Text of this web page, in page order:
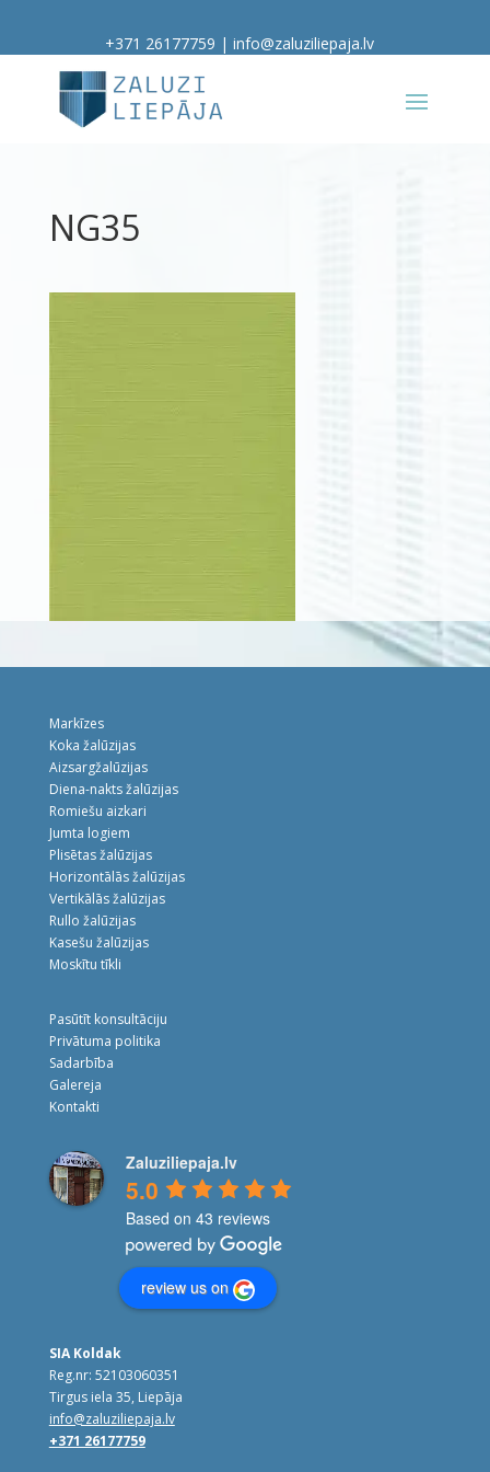
+371 26177759 | info@zaluziliepaja.lv
NG35
Markīzes
Koka žalūzijas
Aizsargžalūzijas
Diena-nakts žalūzijas
Romiešu aizkari
Jumta logiem
Plisētas žalūzijas
Horizontālās žalūzijas
Vertikālās žalūzijas
Rullo žalūzijas
Kasešu žalūzijas
Moskītu tīkli
Pasūtīt konsultāciju
Privātuma politika
Sadarbība
Galereja
Kontakti
Zaluziliepaja.lv
5.0
Based on 43 reviews
review us on
SIA Koldak
Reg.nr: 52103060351
Tirgus iela 35, Liepāja
info@zaluziliepaja.lv
+371 26177759